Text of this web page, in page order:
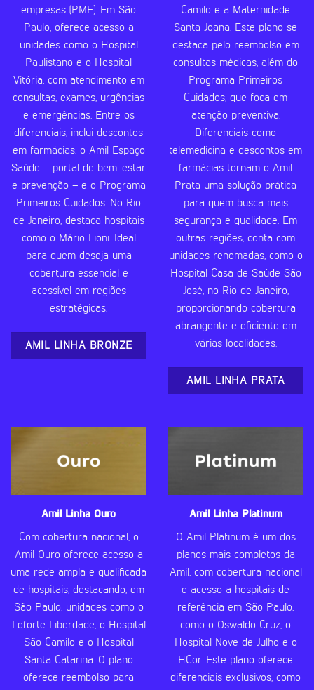
empresas (PME). Em São
Paulo, oferece acesso a
unidades como o Hospital
Paulistano e o Hospital
Vitória, com atendimento em
consultas, exames, urgências
e emergências. Entre os
diferenciais, inclui descontos
em farmácias, o Amil Espaço
Saúde – portal de bem-estar
e prevenção – e o Programa
Primeiros Cuidados. No Rio
de Janeiro, destaca hospitais
como o Mário Lioni. Ideal
para quem deseja uma
cobertura essencial e
acessível em regiões
estratégicas.
AMIL LINHA BRONZE
Camilo e a Maternidade
Santa Joana. Este plano se
destaca pelo reembolso em
consultas médicas, além do
Programa Primeiros
Cuidados, que foca em
atenção preventiva.
Diferenciais como
telemedicina e descontos em
farmácias tornam o Amil
Prata uma solução prática
para quem busca mais
segurança e qualidade. Em
outras regiões, conta com
unidades renomadas, como o
Hospital Casa de Saúde São
José, no Rio de Janeiro,
proporcionando cobertura
abrangente e eficiente em
várias localidades.
AMIL LINHA PRATA
Amil Linha Ouro
Com cobertura nacional, o
Amil Ouro oferece acesso a
uma rede ampla e qualificada
de hospitais, destacando, em
São Paulo, unidades como o
Leforte Liberdade, o Hospital
São Camilo e o Hospital
Santa Catarina. O plano
oferece reembolso para
Amil Linha Platinum
O Amil Platinum é um dos
planos mais completos da
Amil, com cobertura nacional
e acesso a hospitais de
referência em São Paulo,
como o Oswaldo Cruz, o
Hospital Nove de Julho e o
HCor. Este plano oferece
diferenciais exclusivos, como